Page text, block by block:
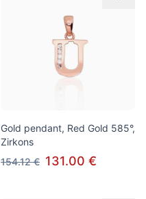
Gold pendant, Red Gold 585°,
Zirkons
154.12 € 131.00 €